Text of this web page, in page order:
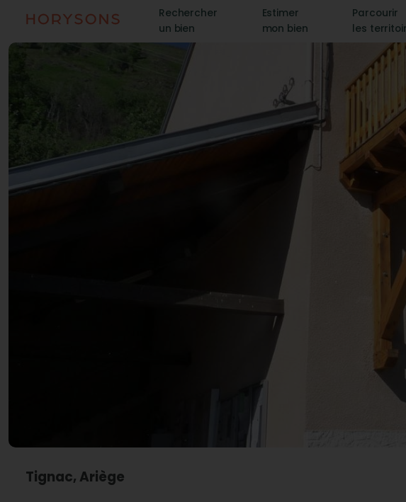
Rechercher
un bien
Estimer
mon bien
Parcourir
les
Tignac, Ariège